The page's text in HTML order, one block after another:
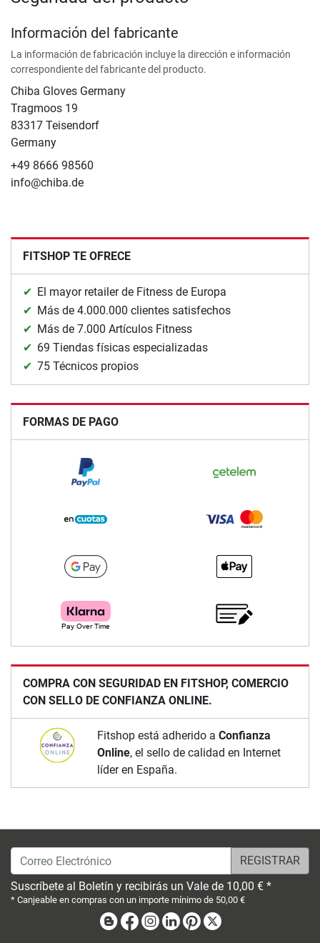
Información del fabricante
La información de fabricación incluye la dirección e información
correspondiente del fabricante del producto.
Chiba Gloves Germany
Tragmoos 19
83317 Teisendorf
Germany
+49 8666 98560
info@chiba.de
FITSHOP TE OFRECE
El mayor retailer de Fitness de Europa
Más de 4.000.000 clientes satisfechos
Más de 7.000 Artículos Fitness
69 Tiendas físicas especializadas
75 Técnicos propios
FORMAS DE PAGO
COMPRA CON SEGURIDAD EN FITSHOP, COMERCIO
CON SELLO DE CONFIANZA ONLINE.
Fitshop está adherido a Confianza
Online, el sello de calidad en Internet
líder en España.
Correo Electrónico
Suscríbete al Boletín y recibirás un Vale de 10,00 € *
* Canjeable en compras con un importe mínimo de 50,00 €
BlogFacebook
Instagram
LinkedinPinterest